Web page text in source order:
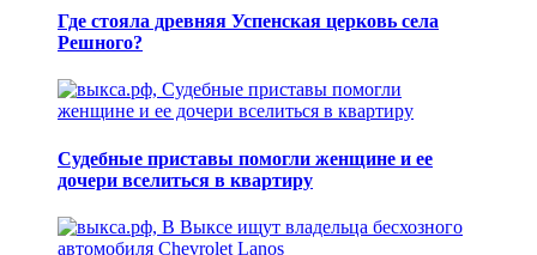
Где стояла древняя Успенская церковь села
Решного?
Судебные приставы помогли женщине и ее
дочери вселиться в квартиру